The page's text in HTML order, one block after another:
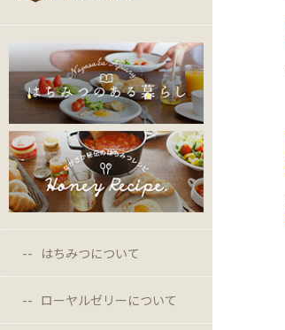
はちみつについて
ローヤルゼリーについて